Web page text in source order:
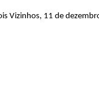
Vizinhos, 11 de